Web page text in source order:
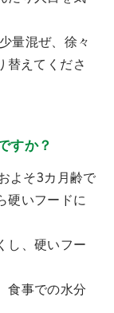
量混ぜ、徐々
替えてくださ
すか？
よそ3カ月齢で
硬いフードに
し、硬いフー
食事での水分